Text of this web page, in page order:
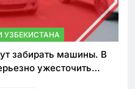
УЗБЕКИСТАНА
забирать машины. В
ужесточить